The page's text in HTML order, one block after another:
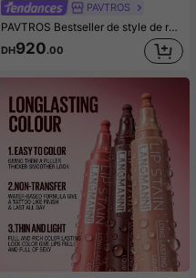
PAVTROS
PAVTROS Bestseller de style de rue pour hommes, patchwork à double taille, design déstructuré, patch brodé en croix 3D, convient pour les festivals de musique en plein air, les sorties décontractées, les cadeaux pour le petit ami/mari, anniversaire, pantalon de survêtement gris clair
DH920.00